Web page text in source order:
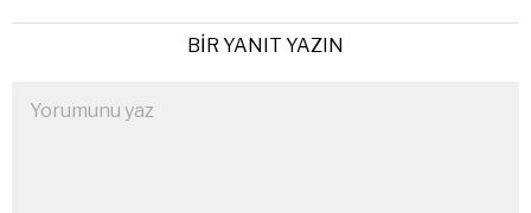
BIR YANIT YAZIN